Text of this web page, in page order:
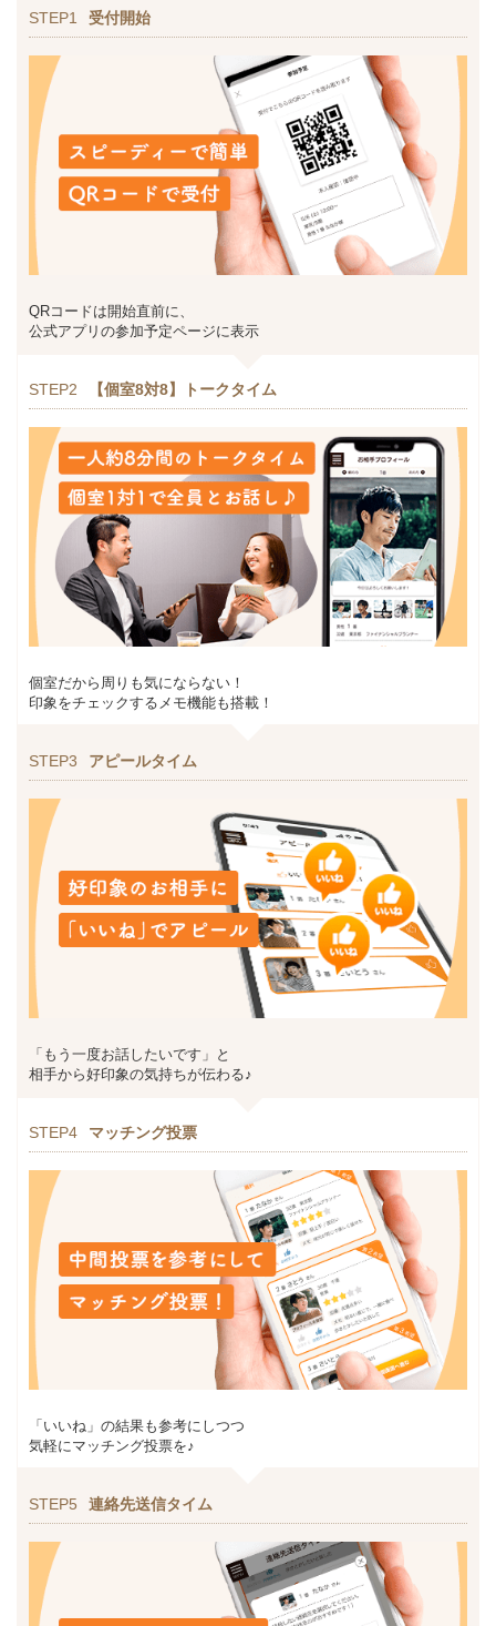
STEP1 受付開始
QRコードは開始直前に、
公式アプリの参加予定ページに表示
STEP2 【個室8対8】トークタイム
個室だから周りも気にならない！
印象をチェックするメモ機能も搭載！
STEP3 アピールタイム
「もう一度お話したいです」と
相手から好印象の気持ちが伝わる♪
STEP4 マッチング投票
「いいね」の結果も参考にしつつ
気軽にマッチング投票を♪
STEP5 連絡先送信タイム